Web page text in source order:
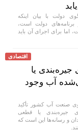
دولت با بیان اینکه
برنامه‌های دولت است،
برای اجرای آن باید
اقتصادی
جیره‌بندی یا
آب وجود
صنعت آب کشور تأکید
جیره‌بندی یا قطعی
و رسانه‌ها این است که